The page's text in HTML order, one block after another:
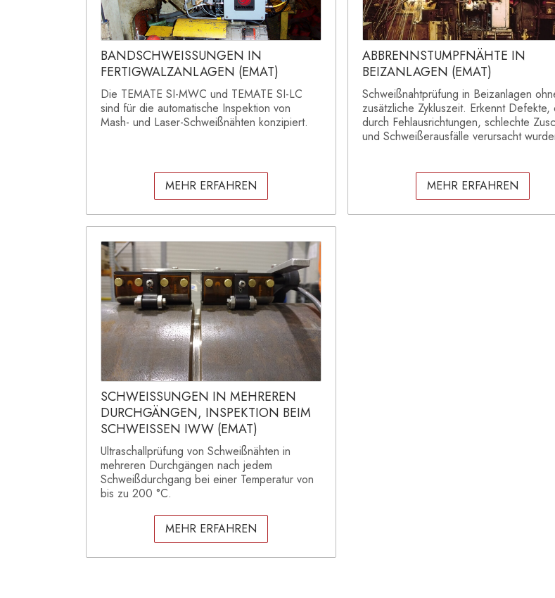
BANDSCHWEISSUNGEN IN
FERTIGWALZANLAGEN (EMAT)
Die TEMATE SI-MWC und TEMATE SI-LC
sind für die automatische Inspektion von
Mash- und Laser-Schweißnähten konzipiert.
MEHR ERFAHREN
ABBRENNSTUMPFNÄHTE IN
BEIZANLAGEN (EMAT)
Schweißnahtprüfung in Beizanlagen
zusätzliche Zykluszeit. Erkennt Defekte,
durch Fehlausrichtungen, schlechte
und Schweißerausfälle verursacht
MEHR ERFAHREN
SCHWEISSUNGEN IN MEHREREN
DURCHGÄNGEN, INSPEKTION BEIM
SCHWEISSEN IWW (EMAT)
Ultraschallprüfung von Schweißnähten in
mehreren Durchgängen nach jedem
Schweißdurchgang bei einer Temperatur von
bis zu 200 °C.
MEHR ERFAHREN